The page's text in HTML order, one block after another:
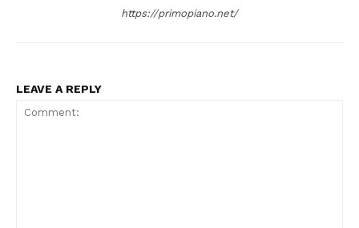
https://primopiano.net/
LEAVE A REPLY